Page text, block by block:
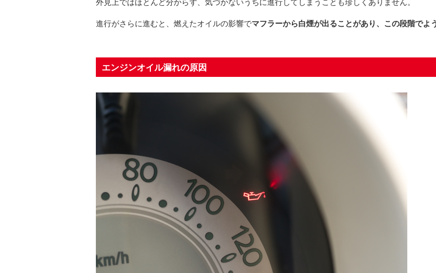
外見上ではほとんど分からず、気づかないうちに進行してしまうことも珍しくありません。
進行がさらに進むと、燃えたオイルの影響でマフラーから白煙が出ることがあり、この段階でよ
エンジンオイル漏れの原因